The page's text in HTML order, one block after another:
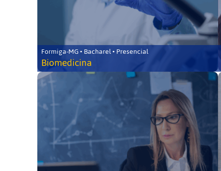
Formiga-MG • Bacharel • Presencial
Biomedicina